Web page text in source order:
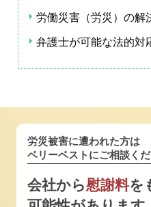
労働災害（労災）の解
弁護士が可能な法的対
労災被害に遭われた方は
ベリーベストにご相談く
会社から慰謝料を